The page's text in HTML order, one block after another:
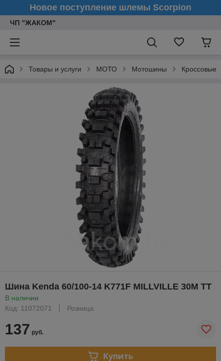
Новое поступление шлемы Scorpion
ЧП "ЖАКОМ"
Товары и услуги МОТО Мотошины Кроссовые
Шина Kenda 60/100-14 K771F MILLVILLE 30M TT
В наличии
Код: 11072071
Розница
137 руб.
Купить